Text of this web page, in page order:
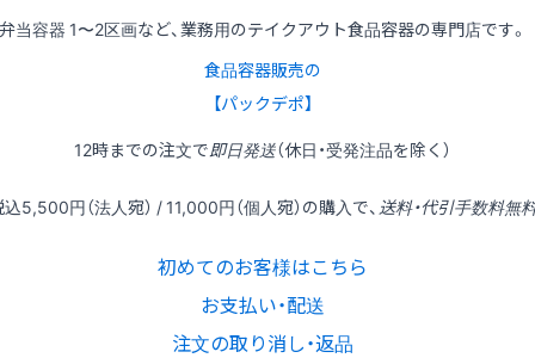
当容器 1〜2区画など、業務用のテイクアウト食品容器の専門店です。
食品容器販売の
【パックデポ】
12時までの注文で即日発送（休日・受発注品を除く）
込5,500円（法人宛） / 11,000円（個人宛）の購入で、 送料・代引手数料無
初めてのお客様はこちら
お支払い・配送
注文の取り消し・返品